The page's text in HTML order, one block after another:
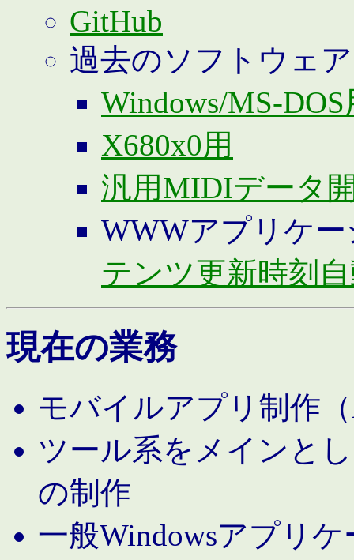
GitHub
過去のソフトウェア
Windows/MS-DOS
X680x0用
汎用MIDIデータ
WWWアプリケ
テンツ更新時刻
現在の業務
モバイルアプリ制作
ツール系をメインと
の制作
一般Windowsアプリ